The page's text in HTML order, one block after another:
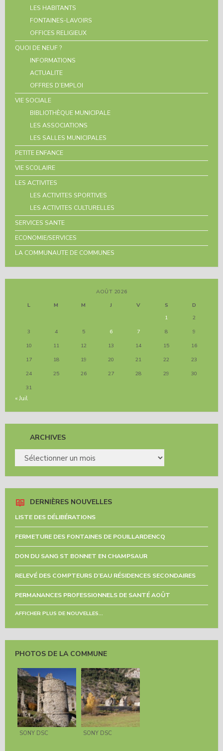
LES HABITANTS
FONTAINES-LAVOIRS
OFFICES RELIGIEUX
QUOI DE NEUF ?
INFORMATIONS
ACTUALITE
OFFRES D’EMPLOI
VIE SOCIALE
BIBLIOTHÈQUE MUNICIPALE
LES ASSOCIATIONS
LES SALLES MUNICIPALES
PETITE ENFANCE
VIE SCOLAIRE
LES ACTIVITES
LES ACTIVITES SPORTIVES
LES ACTIVITES CULTURELLES
SERVICES SANTE
ECONOMIE/SERVICES
LA COMMUNAUTE DE COMMUNES
AOÛT 2026
L
M M J V S
D
1
2
3
4 5 6 7 8
9
10
11 12 13 14 15
16
17
18 19 20 21 22
23
24
25 26 27 28 29
30
31
« Juil
ARCHIVES
DERNIÈRES NOUVELLES
LISTE DES DÉLIBÉRATIONS
FERMETURE DES FONTAINES DE POUILLARDENCQ
DON DU SANG ST BONNET EN CHAMPSAUR
RELEVÉ DES COMPTEURS D’EAU RÉSIDENCES SECONDAIRES
PERMANANCES PROFESSIONNELS DE SANTÉ AOÛT
AFFICHER PLUS DE NOUVELLES...
PHOTOS DE LA COMMUNE
SONY DSC SONY DSC